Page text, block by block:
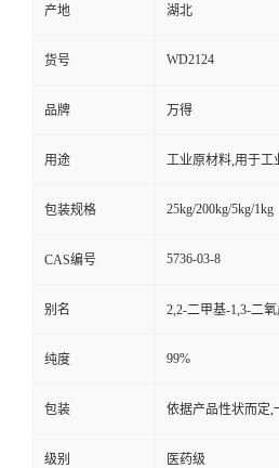
产地 湖北
货号 WD2124
品牌 万得
用途 工业原材料,用于工
包装规格 25kg/200kg/5kg/1kg
CAS编号 5736-03-8
别名 2,2-二甲基-1,3-二
纯度 99%
包装 依据产品性状而定,
级别 医药级